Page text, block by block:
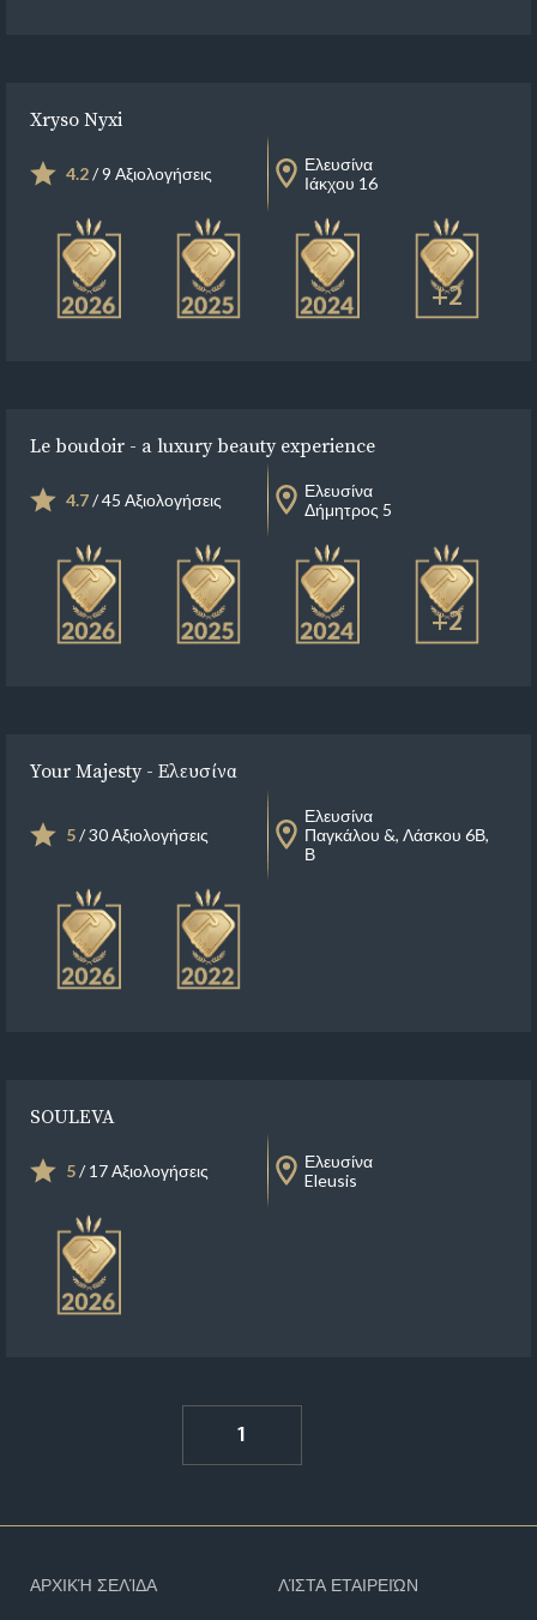
Xryso Nyxi
4.2/ 9 Αξιολογήσεις
Ελευσίνα
Ιάκχου 16
+2
Le boudoir - a luxury beauty experience
4.7/ 45 Αξιολογήσεις
Ελευσίνα
Δήμητρος 5
+2
Your Majesty - Ελευσίνα
5/ 30 Αξιολογήσεις
Ελευσίνα
Παγκάλου &, Λάσκου 6Β,
Β
SOULEVA
5/ 17 Αξιολογήσεις
Ελευσίνα
Eleusis
1
ΑΡΧΙΚΉ ΣΕΛΊΔΑ
ΛΊΣΤΑ ΕΤΑΙΡΕΙΏΝ